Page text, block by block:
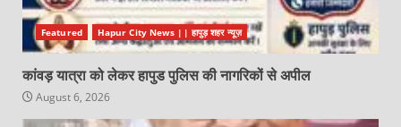
Featured Hapur City News || हापुड़ शहर न्यूज़
कांवड़ यात्रा को लेकर हापुड पुलिस की नागरिकों से अपील
August 6, 2026